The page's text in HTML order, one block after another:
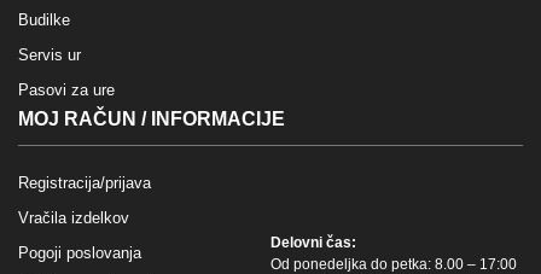
Budilke
Servis ur
Pasovi za ure
MOJ RAČUN / INFORMACIJE
Registracija/prijava
Vračila izdelkov
Pogoji poslovanja
Delovni čas:
Od ponedeljka do petka: 8.00 – 17:00